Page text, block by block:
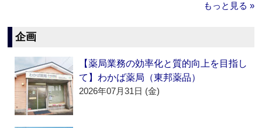
もっと見る »
企画
【薬局業務の効率化と質的向上を目指し
て】わかば薬局（東邦薬品）
2026年07月31日 (金)